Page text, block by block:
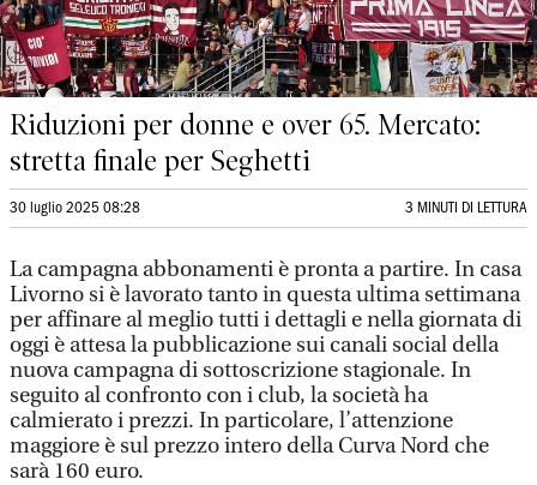
Riduzioni per donne e over 65. Mercato:
stretta finale per Seghetti
30 luglio 2025 08:28 3 MINUTI DI LETTURA
La campagna abbonamenti è pronta a partire. In casa
Livorno si è lavorato tanto in questa ultima settimana
per affinare al meglio tutti i dettagli e nella giornata di
oggi è attesa la pubblicazione sui canali social della
nuova campagna di sottoscrizione stagionale. In
seguito al confronto con i club, la società ha
calmierato i prezzi. In particolare, l’attenzione
maggiore è sul prezzo intero della Curva Nord che
sarà 160 euro.